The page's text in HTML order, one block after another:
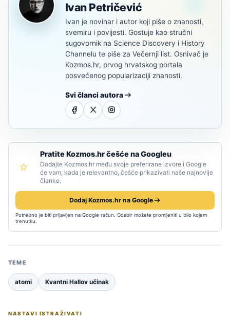
Ivan Petričević
Ivan je novinar i autor koji piše o znanosti,
svemiru i povijesti. Gostuje kao stručni
sugovornik na Science Discovery i History
Channelu te piše za Večernji list. Osnivač je
Kozmos.hr, prvog hrvatskog portala
posvećenog popularizaciji znanosti.
Svi članci autora
Pratite Kozmos.hr češće na Googleu
Dodajte Kozmos.hr među svoje preferirane izvore i Google
će vam, kada je relevantno, češće prikazivati naše najnovije
članke.
Dodaj Kozmos.hr na Google
Potrebno je biti prijavljen na Google račun. Odabir možete promijeniti u bilo kojem
trenutku.
TEME
atomi Kvantni Hallov učinak
NASTAVI ISTRAŽIVATI